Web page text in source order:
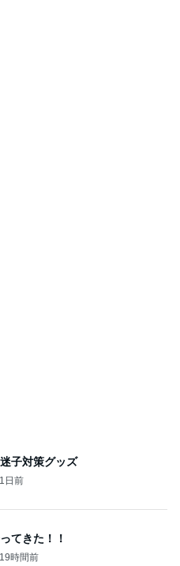
子対策グッズ
1日前
てきた！！
19時間前